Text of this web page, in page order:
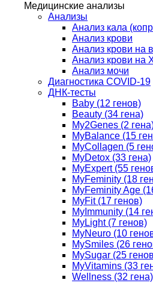
Медицинские анализы
Анализы
Анализ кала
Анализ крови
Анализ крови на
Анализ крови на
Анализ мочи
Диагностика COVID-19
ДНК-тесты
Baby (12 генов)
Beauty (34 гена)
My2Genes (2
MyBalance (15
MyCollagen (5
MyDetox (33 гена)
MyExpert (55
MyFeminity (18
MyFeminity Age
MyFit (17 генов)
MyImmunity (14
MyLight (7 генов)
MyNeuro (10
MySmiles (26
MySugar (25
MyVitamins (33
Wellness (32 гена)